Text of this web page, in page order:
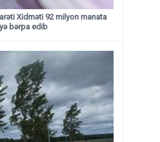
Xidməti 92 milyon manata
bərpa edib